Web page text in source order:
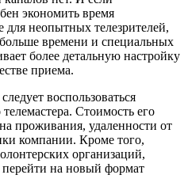
экономить время
для неопытных телезрителей,
времени и специальных
более детальную настройку
приема.
воспользоваться
Стоимость его
проживания, удаленности от
компании. Кроме того,
организаций,
на новый формат